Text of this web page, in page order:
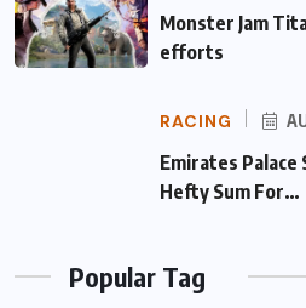
Monster Jam
efforts
RACING
Emirates Palace
For…
Popular Tag